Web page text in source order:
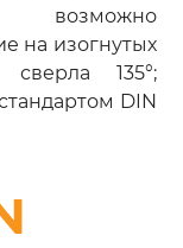
на изогнутых
сверла 135°;
DIN